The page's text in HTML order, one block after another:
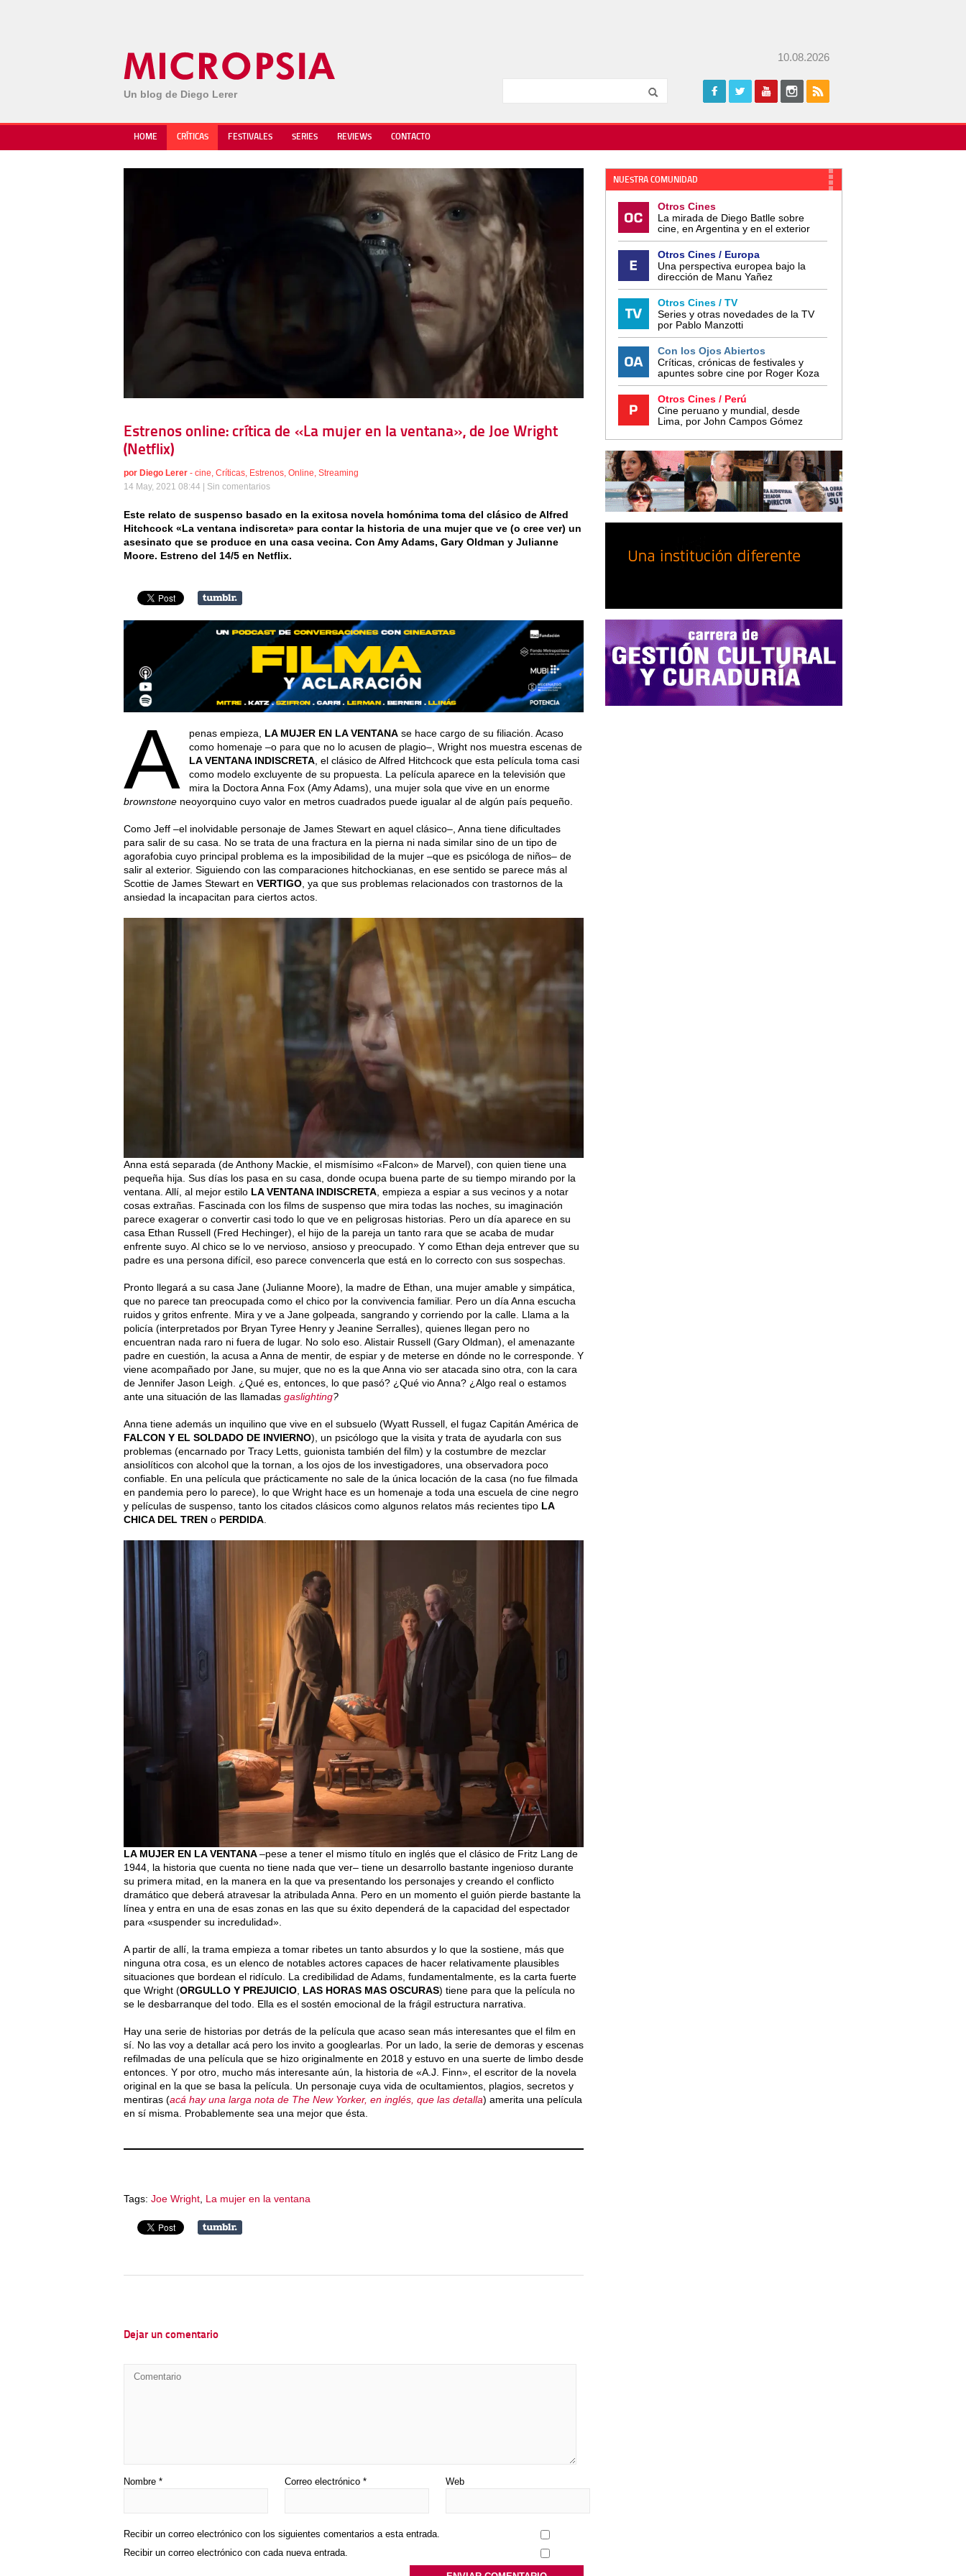
Un blog de Diego Lerer
10.08.2026
HOME CRÍTICAS FESTIVALES SERIES REVIEWS CONTACTO
Estrenos online: crítica de «La mujer en la ventana», de Joe Wright
(Netflix)
por Diego Lerer - cine, Críticas, Estrenos, Online, Streaming
14 May, 2021 08:44 | Sin comentarios
Este relato de suspenso basado en la exitosa novela homónima toma del clásico de Alfred
Hitchcock «La ventana indiscreta» para contar la historia de una mujer que ve (o cree ver) un
asesinato que se produce en una casa vecina. Con Amy Adams, Gary Oldman y Julianne
Moore. Estreno del 14/5 en Netflix.
A penas empieza, LA MUJER EN LA VENTANAse hace cargo de su filiación. Acaso
como homenaje –o para que no lo acusen de plagio–, Wright nos muestra escenas de
LA VENTANA INDISCRETA, el clásico de Alfred Hitchcock que esta película toma casi
como modelo excluyente de su propuesta. La película aparece en la televisión que
mira la Doctora Anna Fox (Amy Adams), una mujer sola que vive en un enorme
brownstone neoyorquino cuyo valor en metros cuadrados puede igualar al de algún país pequeño.
Como Jeff –el inolvidable personaje de James Stewart en aquel clásico–, Anna tiene dificultades
para salir de su casa. No se trata de una fractura en la pierna ni nada similar sino de un tipo de
agorafobia cuyo principal problema es la imposibilidad de la mujer –que es psicóloga de niños– de
salir al exterior. Siguiendo con las comparaciones hitchockianas, en ese sentido se parece más al
Scottie de James Stewart en VERTIGO , ya que sus problemas relacionados con trastornos de la
ansiedad la incapacitan para ciertos actos.
Anna está separada (de Anthony Mackie, el mismísimo «Falcon» de Marvel), con quien tiene una
pequeña hija. Sus días los pasa en su casa, donde ocupa buena parte de su tiempo mirando por la
ventana. Allí, al mejor estilo LA VENTANA INDISCRETA , empieza a espiar a sus vecinos y a notar
cosas extrañas. Fascinada con los films de suspenso que mira todas las noches, su imaginación
parece exagerar o convertir casi todo lo que ve en peligrosas historias. Pero un día aparece en su
casa Ethan Russell (Fred Hechinger), el hijo de la pareja un tanto rara que se acaba de mudar
enfrente suyo. Al chico se lo ve nervioso, ansioso y preocupado. Y como Ethan deja entrever que su
padre es una persona difícil, eso parece convencerla que está en lo correcto con sus sospechas.
Pronto llegará a su casa Jane (Julianne Moore), la madre de Ethan, una mujer amable y simpática,
que no parece tan preocupada como el chico por la convivencia familiar. Pero un día Anna escucha
ruidos y gritos enfrente. Mira y ve a Jane golpeada, sangrando y corriendo por la calle. Llama a la
policía (interpretados por Bryan Tyree Henry y Jeanine Serralles), quienes llegan pero no
encuentran nada raro ni fuera de lugar. No solo eso. Alistair Russell (Gary Oldman), el amenazante
padre en cuestión, la acusa a Anna de mentir, de espiar y de meterse en dónde no le corresponde. Y
viene acompañado por Jane, su mujer, que no es la que Anna vio ser atacada sino otra, con la cara
de Jennifer Jason Leigh. ¿Qué es, entonces, lo que pasó? ¿Qué vio Anna? ¿Algo real o estamos
ante una situación de las llamadas gaslighting?
Anna tiene además un inquilino que vive en el subsuelo (Wyatt Russell, el fugaz Capitán América de
FALCON Y EL SOLDADO DE INVIERNO), un psicólogo que la visita y trata de ayudarla con sus
problemas (encarnado por Tracy Letts, guionista también del film) y la costumbre de mezclar
ansiolíticos con alcohol que la tornan, a los ojos de los investigadores, una observadora poco
confiable. En una película que prácticamente no sale de la única locación de la casa (no fue filmada
en pandemia pero lo parece), lo que Wright hace es un homenaje a toda una escuela de cine negro
y películas de suspenso, tanto los citados clásicos como algunos relatos más recientes tipo LA
CHICA DEL TREN o PERDIDA
LA MUJER EN LA VENTANA–pese a tener el mismo título en inglés que el clásico de Fritz Lang de
1944, la historia que cuenta no tiene nada que ver– tiene un desarrollo bastante ingenioso durante
su primera mitad, en la manera en la que va presentando los personajes y creando el conflicto
dramático que deberá atravesar la atribulada Anna. Pero en un momento el guión pierde bastante la
línea y entra en una de esas zonas en las que su éxito dependerá de la capacidad del espectador
para «suspender su incredulidad».
A partir de allí, la trama empieza a tomar ribetes un tanto absurdos y lo que la sostiene, más que
ninguna otra cosa, es un elenco de notables actores capaces de hacer relativamente plausibles
situaciones que bordean el ridículo. La credibilidad de Adams, fundamentalmente, es la carta fuerte
que Wright (ORGULLO Y PREJUICIO LAS HORAS MAS OSCURAS) tiene para que la película no
se le desbarranque del todo. Ella es el sostén emocional de la frágil estructura narrativa.
Hay una serie de historias por detrás de la película que acaso sean más interesantes que el film en
sí. No las voy a detallar acá pero los invito a googlearlas. Por un lado, la serie de demoras y escenas
refilmadas de una película que se hizo originalmente en 2018 y estuvo en una suerte de limbo desde
entonces. Y por otro, mucho más interesante aún, la historia de «A.J. Finn», el escritor de la novela
original en la que se basa la película. Un personaje cuya vida de ocultamientos, plagios, secretos y
mentiras (acá hay una larga nota de The New Yorker, en inglés, que las detalla) amerita una película
en sí misma. Probablemente sea una mejor que ésta.
Tags: Joe Wright La mujer en la ventana
Dejar un comentario
Nombre * Correo electrónico * Web
Recibir un correo electrónico con los siguientes comentarios a esta entrada.
Recibir un correo electrónico con cada nueva entrada.
NUESTRA COMUNIDAD
Otros Cines
La mirada de Diego Batlle sobre
cine, en Argentina y en el exterior
Otros Cines / Europa
Una perspectiva europea bajo la
dirección de Manu Yañez
Otros Cines / TV
Series y otras novedades de la TV
por Pablo Manzotti
Con los Ojos Abiertos
Críticas, crónicas de festivales y
apuntes sobre cine por Roger Koza
Otros Cines / Perú
Cine peruano y mundial, desde
Lima, por John Campos Gómez